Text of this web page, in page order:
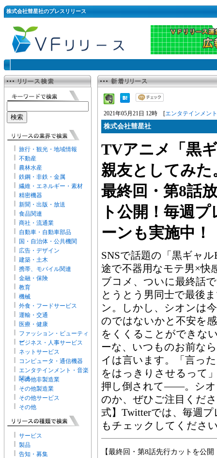
株式会社彗星社のプレスリリース
旅行・観光・地域情報
不動産
農林水産
鉄鋼・非鉄・金属
繊維・エネルギー・素材
精密機器
新聞・出版・放送
食品関連
商社・流通業
自動車・自動車部品
国・自治体・公共機関
広告・デザイン
建築・土木
携帯、モバイル関連
金融・保険
教育
機械
外食・フードサービス
運輸・交通
医療・健康
ファッション・ビューティ
ー
ビジネス・人事サービス
ネットサービス
コンピュータ・通信機器
エンタテインメント・音楽
関連
その他非製造業
その他製造業
その他サービス
その他
サービス
製品
告知・募集
2021年05月21日 12時 [エンタテインメン
株式会社彗星社
TVアニメ「黒
親友としてみた
最終回・第8話
ト公開！毎週
ーンも実施中！
SNSで話題の「黒ギャ
途で不器用なモテ男×快
ブコメ、ついに最終話
とうとう男同士で最後
ン。しかし、シオンは
のではないかと不安を
をくくることができな
ーな、いつものお前な
イは言います。「言っ
をはっきりさせるって
押し倒されて――。シオ
のか、ぜひご注目くだ
式】Twitterでは、毎週
もチェックしてくださ
【最終回・第8話先行カットを公開